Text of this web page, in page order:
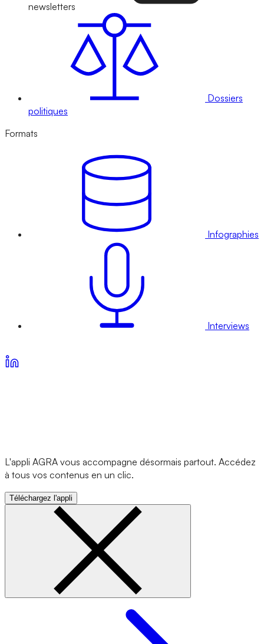
newsletters
Dossiers
politiques
Formats
Infographies
Interviews
L'appli AGRA vous accompagne désormais partout. Accédez
à tous vos contenus en un clic.
Téléchargez l'appli